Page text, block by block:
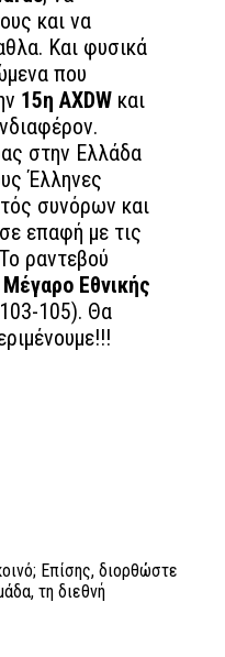
και να
Και φυσικά
που
15η AXDW και
στην Ελλάδα
Έλληνες
συνόρων και
επαφή με τις
ραντεβού
Μέγαρο Εθνικής
105). Θα
Επίσης, διορθώστε
τη διεθνή